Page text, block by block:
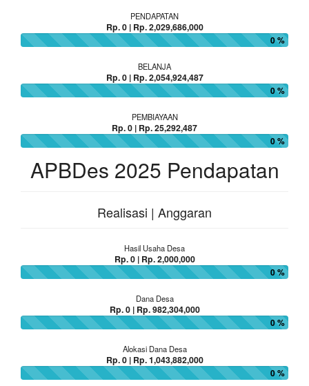
PENDAPATAN
Rp. 0 | Rp. 2,029,686,000
0 %
BELANJA
Rp. 0 | Rp. 2,054,924,487
0 %
PEMBIAYAAN
Rp. 0 | Rp. 25,292,487
0 %
APBDes 2025 Pendapatan
Realisasi | Anggaran
Hasil Usaha Desa
Rp. 0 | Rp. 2,000,000
0 %
Dana Desa
Rp. 0 | Rp. 982,304,000
0 %
Alokasi Dana Desa
Rp. 0 | Rp. 1,043,882,000
0 %